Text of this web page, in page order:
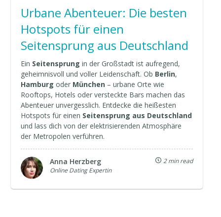
Urbane Abenteuer: Die besten
Hotspots für einen
Seitensprung aus Deutschland
Ein Seitensprung in der Großstadt ist aufregend,
geheimnisvoll und voller Leidenschaft. Ob Berlin,
Hamburg oder München – urbane Orte wie
Rooftops, Hotels oder versteckte Bars machen das
Abenteuer unvergesslich. Entdecke die heißesten
Hotspots für einen Seitensprung aus Deutschland
und lass dich von der elektrisierenden Atmosphäre
der Metropolen verführen.
Anna Herzberg
Online Dating Expertin
2 min read